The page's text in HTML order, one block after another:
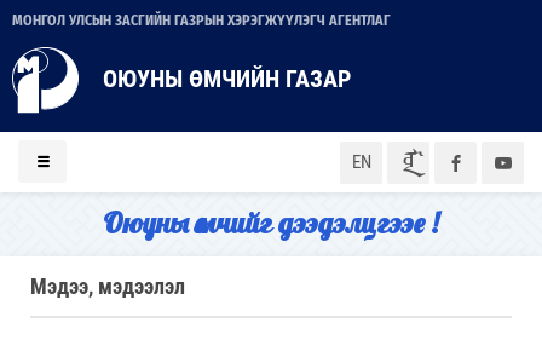
МОНГОЛ УЛСЫН ЗАСГИЙН ГАЗРЫН ХЭРЭГЖҮҮЛЭГЧ АГЕНТЛАГ
ОЮУНЫ ӨМЧИЙН ГАЗАР
EN ᠮᠣᠨ
Оюуны өмчийг дээдэлцгээе !
Мэдээ, мэдээлэл